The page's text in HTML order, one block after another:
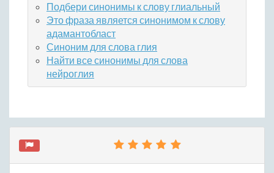
Подбери синонимы к слову глиальный
Это фраза является синонимом к слову
адамантобласт
Синоним для слова глия
Найти все синонимы для слова
нейроглия